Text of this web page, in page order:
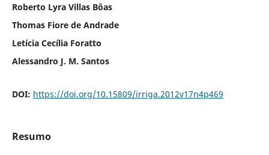
Roberto Lyra Villas Bôas
Thomas Fiore de Andrade
Letícia Cecília Foratto
Alessandro J. M. Santos
DOI: https://doi.org/10.15809/irriga.2012v17n4p469
Resumo